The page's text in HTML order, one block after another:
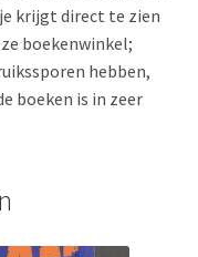
krijgt direct te zien
boekenwinkel;
hebben,
boeken is in zeer